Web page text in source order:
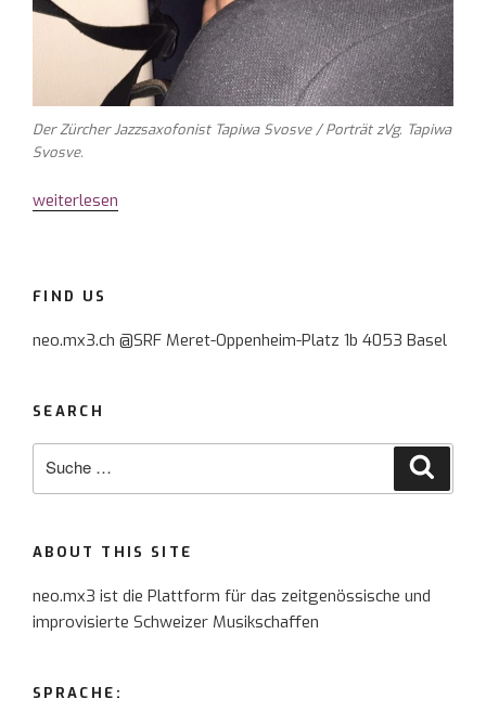
Der Zürcher Jazzsaxofonist Tapiwa Svosve / Porträt zVg. Tapiwa
Svosve.
„Tapiwa
in
weiterlesen
FIND US
neo.mx3.ch @SRF Meret-Oppenheim-Platz 1b 4053 Basel
SEARCH
ABOUT THIS SITE
neo.mx3 ist die Plattform für das zeitgenössische und
improvisierte Schweizer Musikschaffen
SPRACHE: